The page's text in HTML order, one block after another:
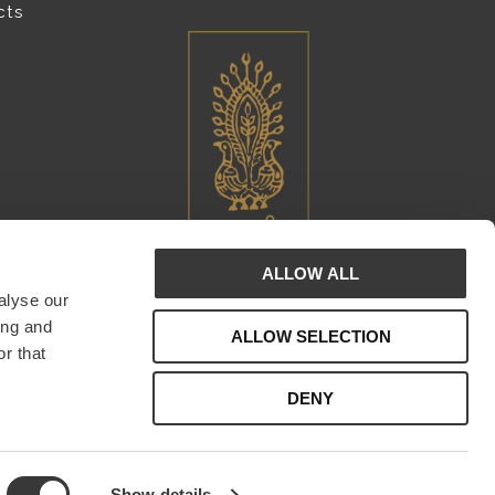
our
and
that
ALLOW ALL
ALLOW SELECTION
DENY